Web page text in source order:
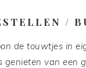
/
de touwtjes in
van een